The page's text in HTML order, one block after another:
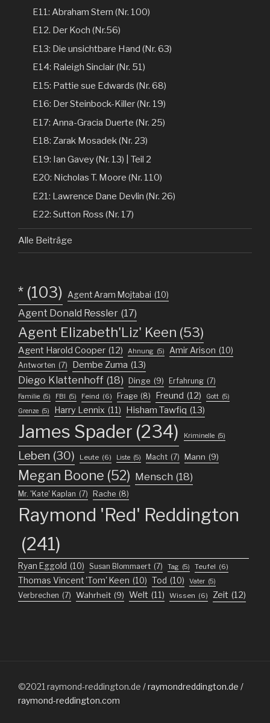
E11: Abraham Stern (Nr. 100)
E12. Der Koch (Nr.56)
E13: Die unsichtbare Hand (Nr. 63)
E14: Raleigh Sinclair (Nr. 51)
E15: Pattie sue Edwards (Nr. 68)
E16: Der Steinbock-Killer (Nr. 19)
E17: Anna-Gracia Duerte (Nr. 25)
E18: Zarak Mosadek (Nr. 23)
E19: Ian Gavey (Nr. 13) | Teil 2
E20: Nicholas T. Moore (Nr. 110)
E21: Lawrence Dane Devlin (Nr. 26)
E22: Sutton Ross (Nr. 17)
Alle Beiträge
* (103) Agent Aram Mojtabai (10)
Agent Donald Ressler (17)
Agent Elizabeth'Liz' Keen (53)
Agent Harold Cooper (12) Ahnung (5) Amir Arison (10)
Antworten (7) Dembe Zuma (13)
Diego Klattenhoff (18) Dinge (9) Erfahrung (7)
Familie (5) FBI (5) Feind (6) Frage (8) Freund (12) Gott (5)
Grenze (5) Harry Lennix (11) Hisham Tawfiq (13)
James Spader (234) Kriminelle (5)
Leben (30) Leute (6) Liste (5) Macht (7) Mann (9)
Megan Boone (52) Mensch (18)
Mr. 'Kate' Kaplan (7) Rache (8)
Raymond 'Red' Reddington
(241)
Ryan Eggold (10) Susan Blommaert (7) Tag (5) Teufel (6)
Thomas Vincent 'Tom' Keen (10) Tod (10) Vater (5)
Verbrechen (7) Wahrheit (9) Welt (11) Wissen (6) Zeit (12)
©2021 raymond-reddington.de / raymondreddington.de /
raymond-reddington.com